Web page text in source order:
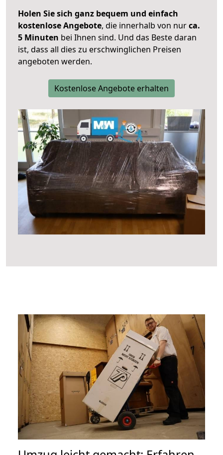
Holen Sie sich ganz bequem und einfach
kostenlose Angebote, die innerhalb von nurca.
5 Minuten bei Ihnen sind. Und das Beste daran
ist, dass all dies zu erschwinglichen Preisen
angeboten werden.
Kostenlose Angebote erhalten